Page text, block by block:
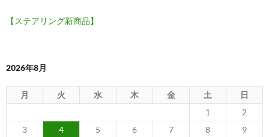
【ステアリング新商品】
2026年8月
月 火 水 木 金 土
日
1
2
3
4 5 6 7 8
9